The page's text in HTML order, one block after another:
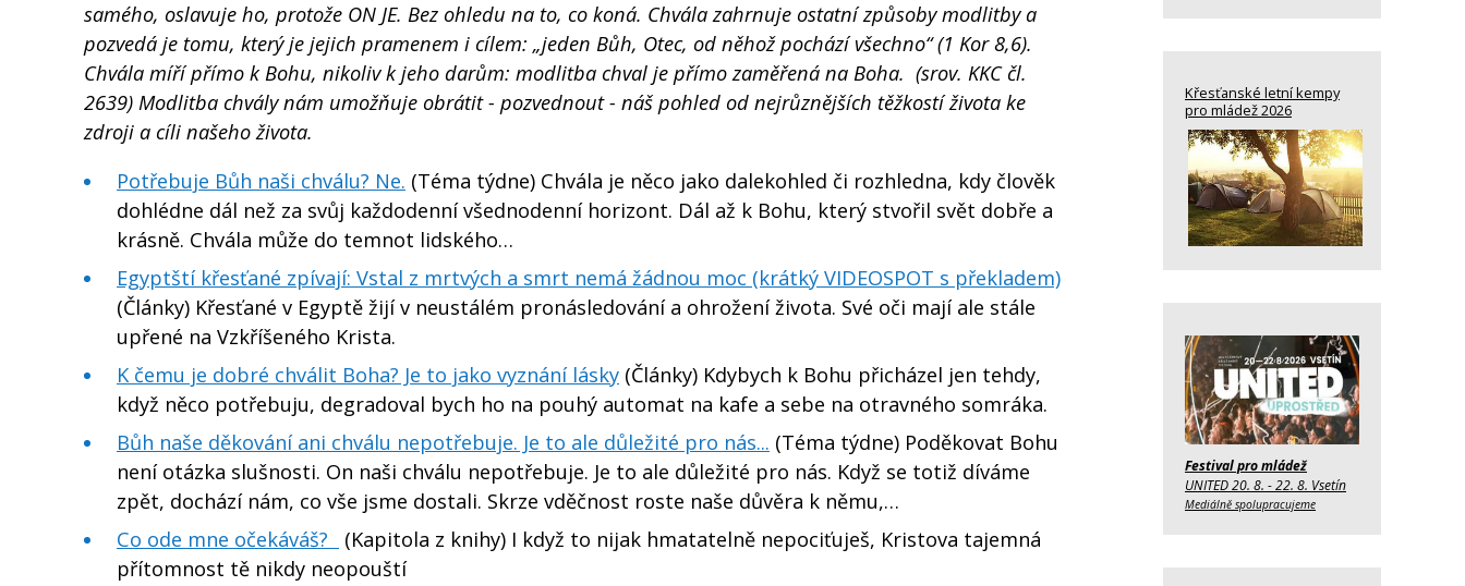
samého, oslavuje ho, protože ON JE. Bez ohledu na to, co koná. Chvála zahrnuje ostatní způsoby modlitby a
pozvedá je tomu, který je jejich pramenem i cílem: „jeden Bůh, Otec, od něhož pochází všechno“ (1 Kor 8,6).
Chvála míří přímo k Bohu, nikoliv k jeho darům: modlitba chval je přímo zaměřená na Boha. (srov. KKC čl.
2639) Modlitba chvály nám umožňuje obrátit - pozvednout - náš pohled od nejrůznějších těžkostí života ke
zdroji a cíli našeho života.
Potřebuje Bůh naši chválu? Ne. (Téma týdne) Chvála je něco jako dalekohled či rozhledna, kdy člověk
dohlédne dál než za svůj každodenní všednodenní horizont. Dál až k Bohu, který stvořil svět dobře a
krásně. Chvála může do temnot lidského…
Egyptští křesťané zpívají: Vstal z mrtvých a smrt nemá žádnou moc (krátký VIDEOSPOT s překladem)
(Články) Křesťané v Egyptě žijí v neustálém pronásledování a ohrožení života. Své oči mají ale stále
upřené na Vzkříšeného Krista.
K čemu je dobré chválit Boha? Je to jako vyznání lásky (Články) Kdybych k Bohu přicházel jen tehdy,
když něco potřebuju, degradoval bych ho na pouhý automat na kafe a sebe na otravného somráka.
Bůh naše děkování ani chválu nepotřebuje. Je to ale důležité pro nás... (Téma týdne) Poděkovat Bohu
není otázka slušnosti. On naši chválu nepotřebuje. Je to ale důležité pro nás. Když se totiž díváme
zpět, dochází nám, co vše jsme dostali. Skrze vděčnost roste naše důvěra k němu,…
Co ode mne očekáváš?
(Kapitola z knihy) I když to nijak hmatatelně nepociťuješ, Kristova tajemná
přítomnost tě nikdy neopouští
Křesťanské letní kempy
pro mládež 2026
Festival pro mládež
UNITED 20. 8. - 22. 8. Vsetín
Mediálně spolupracujeme